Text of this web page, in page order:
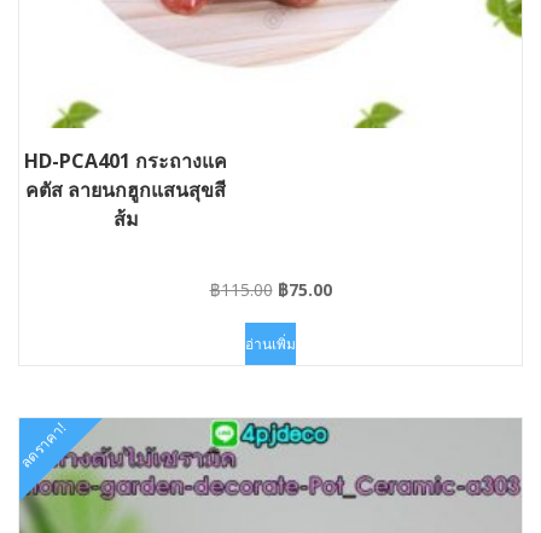
HD-PCA401 กระถางแค
คตัส ลายนกฮูกแสนสุขสี
ส้ม
฿115.00 Original
was:
฿115.00.
฿75.00Current
อ่านเพิ่ม
ลดราคา!